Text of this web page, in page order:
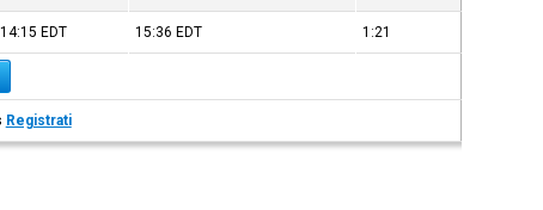
14:15 EDT 15:36 EDT 1:21
Registrati